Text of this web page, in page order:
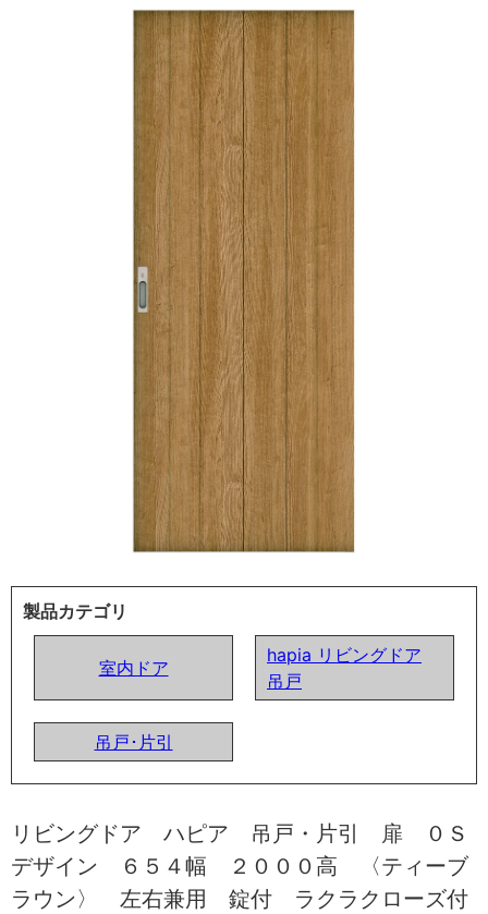
製品カテゴリ
室内ドア
hapia リビングドア
吊戸
吊戸･片引
リビングドア ハピア 吊戸・片引 扉 ０Ｓ
デザイン ６５４幅 ２０００高 〈ティーブ
ラウン〉 左右兼用 錠付 ラクラクローズ付